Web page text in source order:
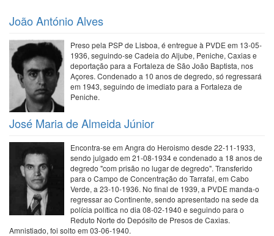
João António Alves
Preso pela PSP de Lisboa, é entregue à PVDE em 13-05-
1936, seguindo-se Cadeia do Aljube, Peniche, Caxias e
deportação para a Fortaleza de São João Baptista, nos
Açores. Condenado a 10 anos de degredo, só regressará
em 1943, seguindo de imediato para a Fortaleza de
Peniche.
José Maria de Almeida Júnior
Encontra-se em Angra do Heroismo desde 22-11-1933,
sendo julgado em 21-08-1934 e condenado a 18 anos de
degredo "com prisão no lugar de degredo". Transferido
para o Campo de Concentração do Tarrafal, em Cabo
Verde, a 23-10-1936. No final de 1939, a PVDE manda-o
regressar ao Continente, sendo apresentado na sede da
polícia política no dia 08-02-1940 e seguindo para o
Reduto Norte do Depósito de Presos de Caxias.
Amnistiado, foi solto em 03-06-1940.